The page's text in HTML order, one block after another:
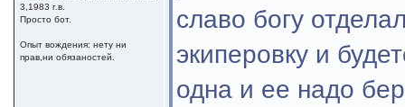
3,1983 г.в.
Просто бот.
Опыт вождения: нету ни
прав,ни обязаностей.
славо богу
экиперовку и
одна и ее надо